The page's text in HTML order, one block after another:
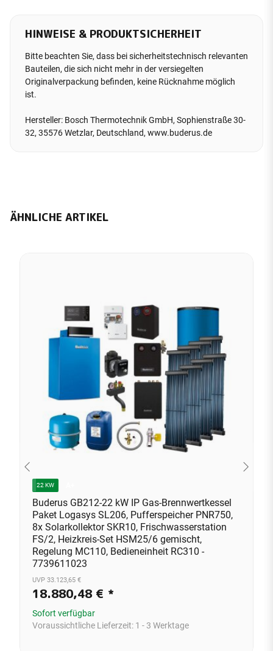
HINWEISE & PRODUKTSICHERHEIT
Bitte beachten Sie, dass bei sicherheitstechnisch relevanten
Bauteilen, die sich nicht mehr in der versiegelten
Originalverpackung befinden, keine Rücknahme möglich
ist.
Hersteller: Bosch Thermotechnik GmbH, Sophienstraße 30-
32, 35576 Wetzlar, Deutschland, www.buderus.de
ÄHNLICHE ARTIKEL
22 KW
Buderus GB212-22 kW IP Gas-Brennwertkessel
Paket Logasys SL206, Pufferspeicher PNR750,
8x Solarkollektor SKR10, Frischwasserstation
FS/2, Heizkreis-Set HSM25/6 gemischt,
Regelung MC110, Bedieneinheit RC310 -
7739611023
UVP 33.123,65 €
18.880,48 € *
Sofort verfügbar
Voraussichtliche Lieferzeit: 1 - 3 Werktage